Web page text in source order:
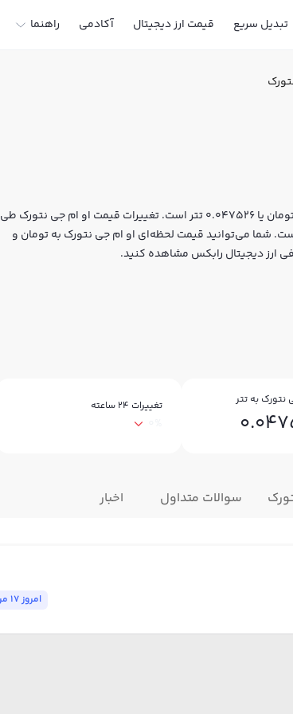
تبدیل سریع قیمت ارز دیجیتال آکادمی راهنما
قیمت لحظه‌ای او ام جی نتورک هم اکنون معادل 8,394 تومان یا 0.047526 تتر است. تغییرات قیمت او ام جی نتورک طی
رسیده است. شما می‌توانید قیمت لحظه‌ای او ام جی نتورک به تومان و
ارز دیجیتال رابکس مشاهده کنید.
نتورک به تتر تغییرات ۲۴ ساعته
سوالات متداول اخبار
امروز ١٧ مرداد ١٤٠٥